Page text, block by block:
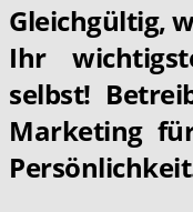
Gleichgültig,
Ihr
selbst!
Marketing